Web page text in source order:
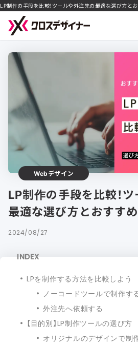
LP制作の手段を比較！ツールや外注先の最適な選び方と
Webデザイン
LP制作の手段を比較！
最適な選び方とおすす
2024/08/27
INDEX
LPを制作する方法を比較しよう
ノーコードツールで制作す
外注先へ依頼する
【目的別】LP制作ツールの選び方
オリジナルのデザインで制